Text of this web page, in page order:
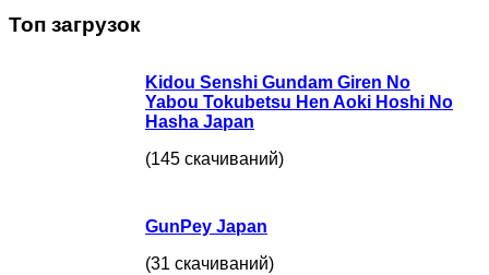
Топ загрузок
Kidou Senshi Gundam Giren No
Yabou Tokubetsu Hen Aoki Hoshi No
Hasha Japan
(145 скачиваний)
GunPey Japan
(31 скачиваний)